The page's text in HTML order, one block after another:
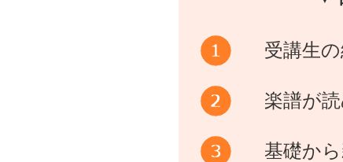
受講生
楽譜が
基礎か